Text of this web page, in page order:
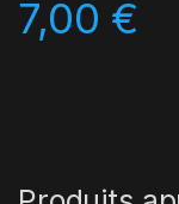
7,00 €